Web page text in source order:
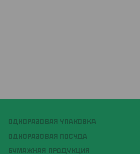
ОДНОРАЗОВАЯ УПАКОВКА
ОДНОРАЗОВАЯ ПОСУДА
БУМАЖНАЯ ПРОДУКЦИЯ